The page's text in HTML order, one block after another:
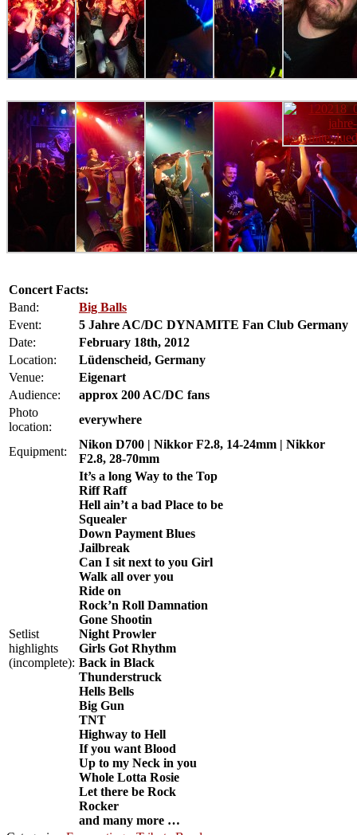
Concert Facts:
Band:
Big Balls
Event:
5 Jahre AC/DC DYNAMITE Fan Club Germany
Date:
February 18th, 2012
Location:
Lüdenscheid, Germany
Venue:
Eigenart
Audience:
approx 200 AC/DC fans
Photo
location:
everywhere
Equipment:
Nikon D700 | Nikkor F2.8, 14-24mm | Nikkor
F2.8, 28-70mm
Setlist
highlights
(incomplete):
It’s a long Way to the Top
Riff Raff
Hell ain’t a bad Place to be
Squealer
Down Payment Blues
Jailbreak
Can I sit next to you Girl
Walk all over you
Ride on
Rock’n Roll Damnation
Gone Shootin
Night Prowler
Girls Got Rhythm
Back in Black
Thunderstruck
Hells Bells
Big Gun
TNT
Highway to Hell
If you want Blood
Up to my Neck in you
Whole Lotta Rosie
Let there be Rock
Rocker
and many more …